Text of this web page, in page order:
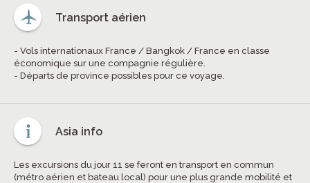
Transport aérien
- Vols internationaux France / Bangkok / France en classe
économique sur une compagnie régulière.
- Départs de province possibles pour ce voyage.
Asia info
Les excursions du jour 11 se feront en transport en commun
(métro aérien et bateau local) pour une plus grande mobilité et